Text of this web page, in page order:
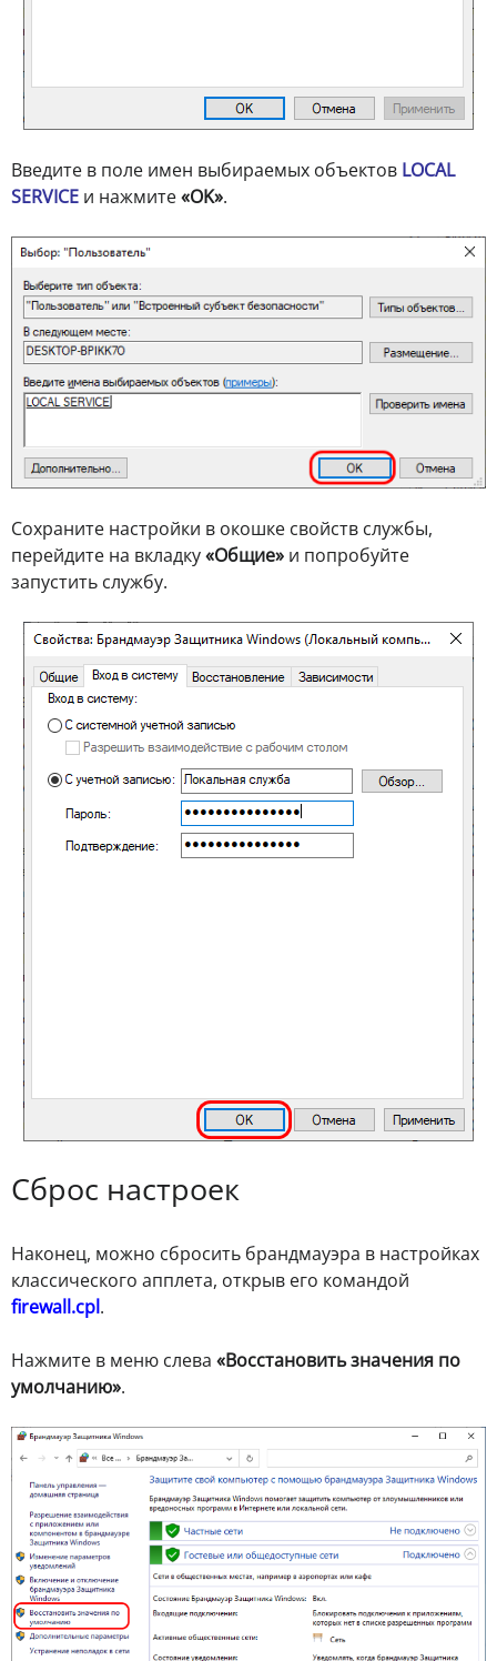
Введите в поле имен выбираемых объектов LOCAL
SERVICE и нажмите«OK».
Сохраните настройки в окошке свойств службы,
перейдите на вкладку«Общие» и попробуйте
запустить службу.
Сброс настроек
Наконец, можно сбросить брандмауэра в настройках
классического апплета, открыв его командой
firewall.cpl.
Нажмите в меню слева «Восстановить значения по
умолчанию».